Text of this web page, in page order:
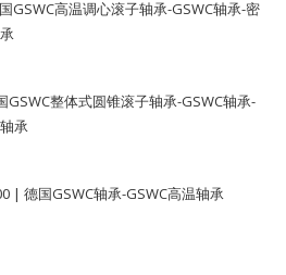
GSWC高温调心滚子轴承-GSWC轴承-密
GSWC整体式圆锥滚子轴承-GSWC轴承-
承
| 德国GSWC轴承-GSWC高温轴承